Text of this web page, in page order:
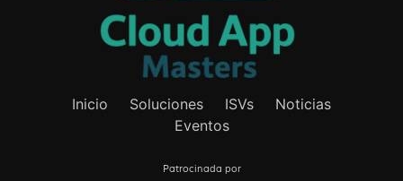
Inicio Soluciones ISVs
Noticias
Eventos
Patrocinada por